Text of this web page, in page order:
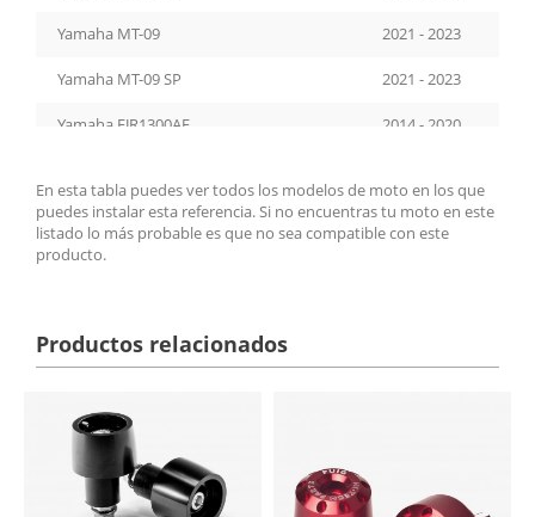
Yamaha MT-09 2021 - 2023
Yamaha MT-09 SP 2021 - 2023
Yamaha FJR1300AE 2014 - 2020
Yamaha MT-07 Y-AMT 2025 - 2026
Yamaha YZF-R9
En esta tabla puedes ver todos los modelos de moto en los que
puedes instalar esta referencia. Si no encuentras tu moto en este
listado lo más probable es que no sea compatible con este
producto.
Productos relacionados